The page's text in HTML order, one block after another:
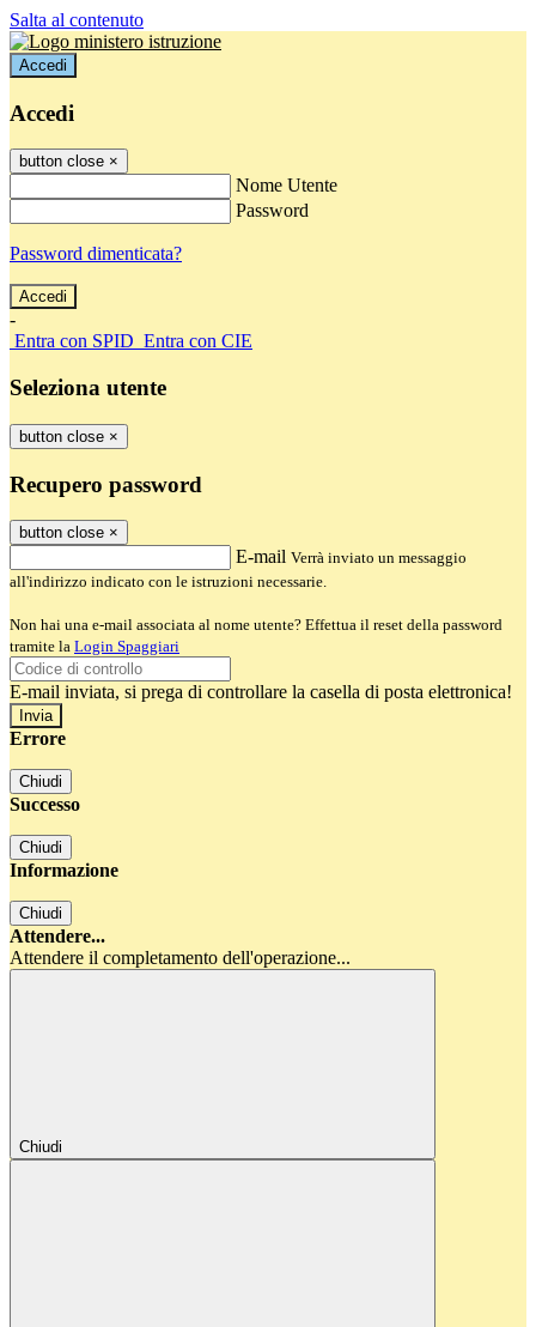
Salta al contenuto
Accedi
Accedi
button close ×
Nome Utente
Password
Password dimenticata?
-
Entra con SPID Entra con CIE
Seleziona utente
button close ×
Recupero password
button close ×
E-mail Verrà inviato un messaggio
all'indirizzo indicato con le istruzioni necessarie.
Non hai una e-mail associata al nome utente? Effettua il reset della password
tramite la Login Spaggiari
E-mail inviata, si prega di controllare la casella di posta elettronica!
Errore
Chiudi
Successo
Chiudi
Informazione
Chiudi
Attendere...
Attendere il completamento dell'operazione...
Chiudi